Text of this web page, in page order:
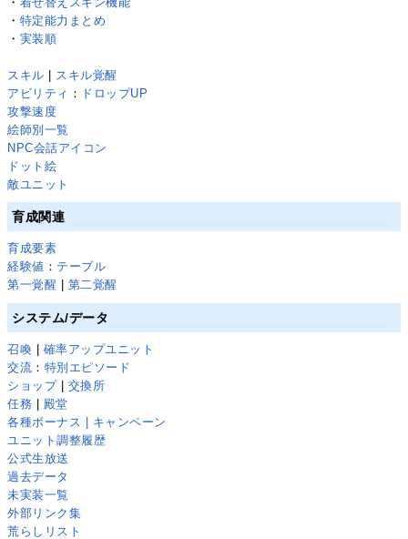
・ 特定能力まとめ
・ 実装順
スキル
スキル覚醒
アビリティ ： ドロップUP
攻撃速度
絵師別一覧
NPC会話アイコン
ドット絵
敵ユニット
育成関連
育成要素
経験値 ： テーブル
第一覚醒
第二覚醒
システム/データ
召喚 | 確率アップユニット
交流 ： 特別エピソード
ショップ| 交換所
任務 | 殿堂
各種ボーナス | キャンペーン
ユニット調整履歴
公式生放送
過去データ
未実装一覧
外部リンク集
荒らしリスト